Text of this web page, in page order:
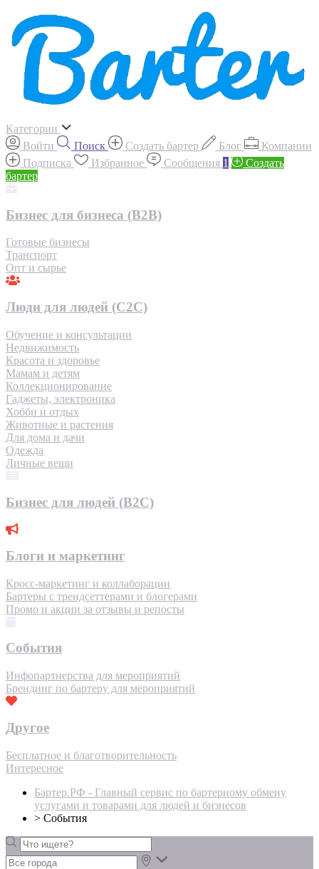
Категории
Войти
Поиск Создать бартер Блог
Компании
Подписка
Избранное Сообщения 1
Создать
бартер
Бизнес для бизнеса (B2B)
Готовые бизнесы
Транспорт
Опт и сырье
Люди для людей (С2С)
Обучение и консультации
Недвижимость
Красота и здоровье
Мамам и детям
Коллекционирование
Гаджеты, электроника
Хобби и отдых
Животные и растения
Для дома и дачи
Одежда
Личные вещи
Бизнес для людей (B2C)
Блоги и маркетинг
Кросс-маркетинг и коллаборации
Бартеры с трендсеттерами и блогерами
Промо и акции за отзывы и репосты
События
Инфопартнерства для мероприятий
Брендинг по бартеру для мероприятий
Другое
Бесплатное и благотворительность
Интересное
Бартер.РФ - Главный сервис по бартерному обмену
услугами и товарами для людей и бизнесов
> События